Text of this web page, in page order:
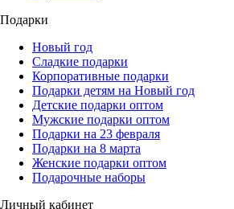
Подарки
Новый год
Сладкие подарки
Корпоративные подарки
Подарки детям на Новый год
Детские подарки оптом
Мужские подарки оптом
Подарки на 23 февраля
Подарки на 8 марта
Женские подарки оптом
Подарочные наборы
Личный кабинет